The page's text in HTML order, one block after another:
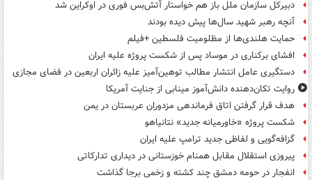
دبیرکل سازمان ملل باز هم خواستار آتش‌بس فوری در اوکراین شد
آنچه رهبر شهید سال‌ها پیش دیده بودند
حمایت هلندی‌ها از مظلومیت فلسطین +فیلم
افشای برکناری در موساد پس از شکست پروژه علیه ایران
دستگیری عامل انتشار مطالب توهین‌آمیز علیه زائران اربعین در فضای مجازی
روایت تکان‌دهنده دانش‌آموز مینابی از جنایت آمریکا
هدف قرار گرفتن اتاق‌ فرماندهی مزدوران عربستان در یمن
شکست پروژه «خاورمیانه جدید» نتانیاهو
گزافه‌گویی و لفاظی جدید ترامپ علیه ایران
پیروزی استقلال مقابل همنام خوزستانی در دیداری تدارکاتی
انفجار در حومه دمشق چند کشته و زخمی برجا گذاشت